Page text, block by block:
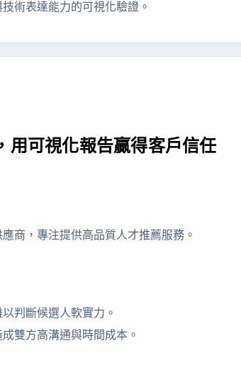
術表達能力的可視化驗證。
用可視化報告贏得客戶信任
商，專注提供高品質人才推薦服務。
判斷候選人軟實力。
雙方高溝通與時間成本。